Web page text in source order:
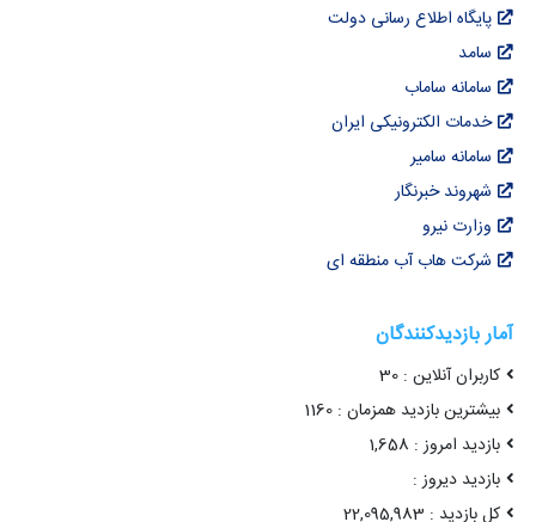
پایگاه اطلاع رسانی دولت
سامد
سامانه ساماب
خدمات الکترونیکی ایران
سامانه سامیر
شهروند خبرنگار
وزارت نیرو
شرکت هاب آب منطقه ای
آمار بازدیدکنندگان
کاربران آنلاین : 30
بیشترین بازدید همزمان : 1160
بازدید امروز : 1,658
بازدید دیروز :
کل بازدید : 22,095,983